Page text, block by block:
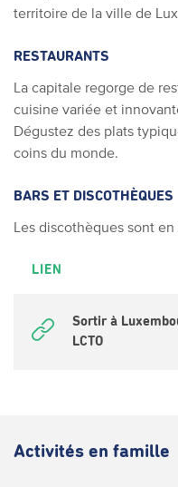
territoire de la ville de
RESTAURANTS
La capitale regorge de
cuisine variée et
Dégustez des plats
coins du monde.
BARS ET DISCOTHÈQUES
Les discothèques sont
LIEN
Sortir à
LCTO
Activités en famille